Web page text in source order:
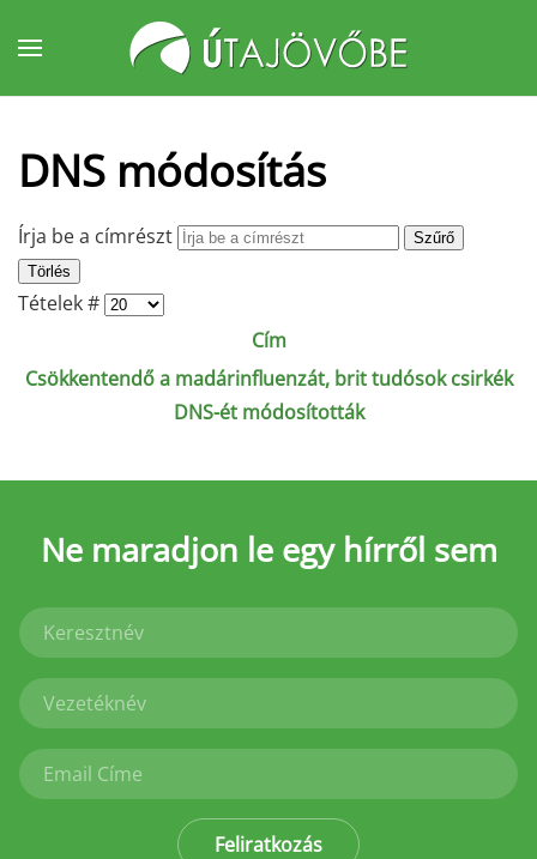
Fő tartalom átugrása
DNS módosítás
Írja be a címrészt
Szűrő
Törlés
Tételek #
Cím
Csökkentendő a madárinfluenzát, brit tudósok csirkék
DNS-ét módosították
Ne maradjon le egy hírről sem
Feliratkozás